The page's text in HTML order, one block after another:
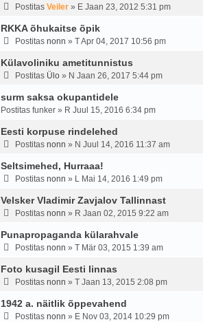
Postitas Veiler » E Jaan 23, 2012 5:31 pm
RKKA õhukaitse õpik
Postitas nonn » T Apr 04, 2017 10:56 pm
Külavoliniku ametitunnistus
Postitas Ülo » N Jaan 26, 2017 5:44 pm
surm saksa okupantidele
Postitas funker » R Juul 15, 2016 6:34 pm
Eesti korpuse rindelehed
Postitas nonn » N Juul 14, 2016 11:37 am
Seltsimehed, Hurraaa!
Postitas nonn » L Mai 14, 2016 1:49 pm
Velsker Vladimir Zavjalov Tallinnast
Postitas nonn » R Jaan 02, 2015 9:22 am
Punapropaganda külarahvale
Postitas nonn » T Mär 03, 2015 1:39 am
Foto kusagil Eesti linnas
Postitas nonn » T Jaan 13, 2015 2:08 pm
1942 a. näitlik õppevahend
Postitas nonn » E Nov 03, 2014 10:29 pm